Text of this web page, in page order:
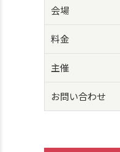
会場
料金
主催
お問い合わせ